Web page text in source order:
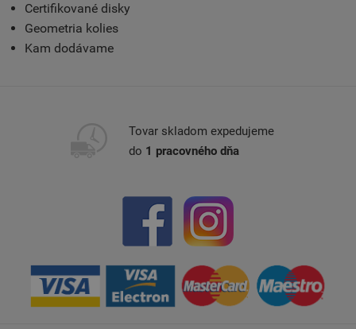
Certifikované disky
Geometria kolies
Kam dodávame
Tovar skladom expedujeme
do 1 pracovného dňa